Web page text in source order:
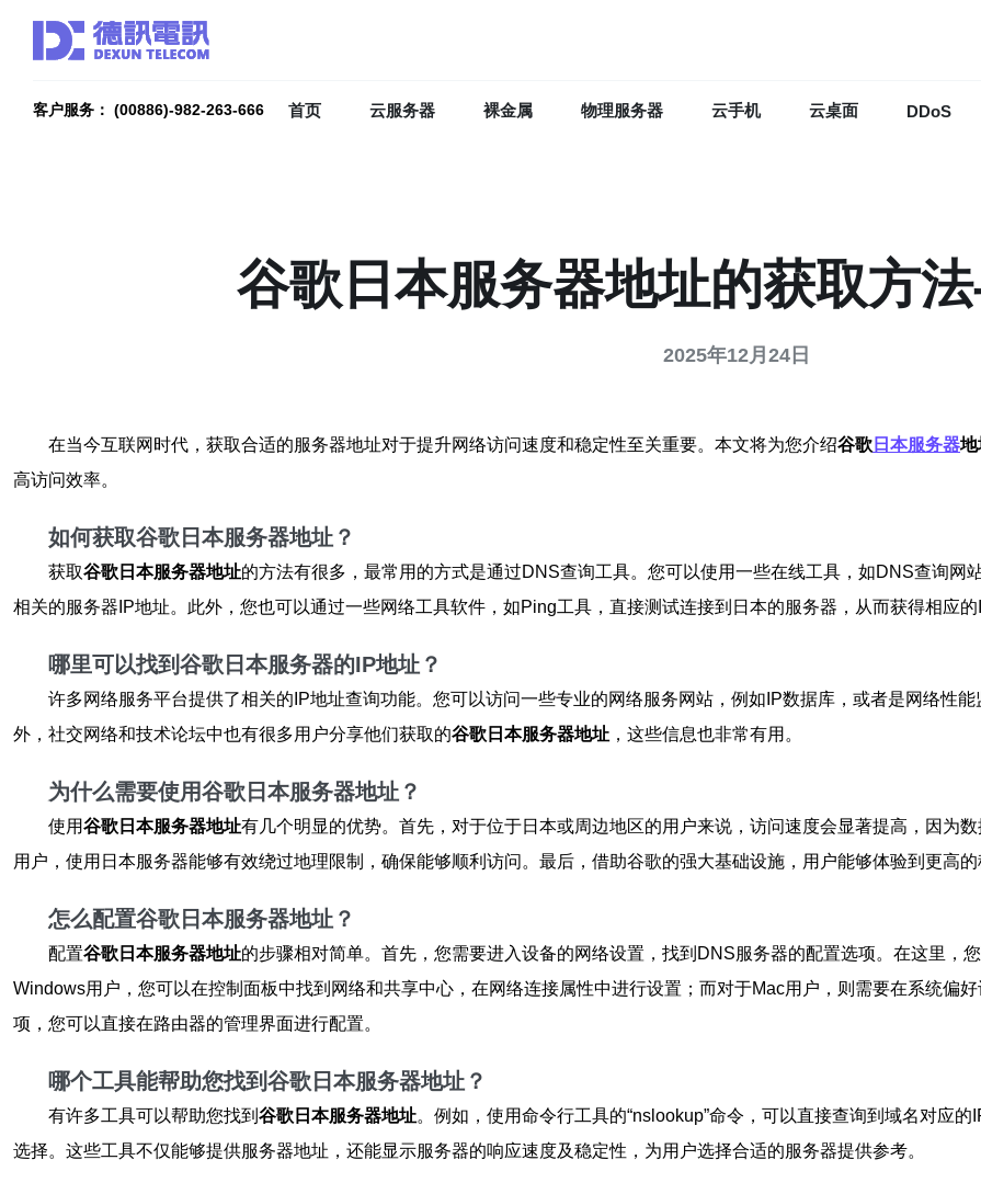
客户服务： (00886)-982-263-666 首页 云服务器 裸金属 物理服务器 云手机 云桌面 DDoS
谷歌日本服务器地址的获取方
2025年12月24日
在当今互联网时代，获取合适的服务器地址对于提升网络访问速度和稳定性至关重要。本文将为您介绍谷歌 日本服务器地
高访问效率。
如何获取谷歌日本服务器地址？
获取谷歌日本服务器地址的方法有很多，最常用的方式是通过DNS查询工具。您可以使用一些在线工具，如DNS查询网
相关的服务器IP地址。此外，您也可以通过一些网络工具软件，如Ping工具，直接测试连接到日本的服务器，从而获得相应的
哪里可以找到谷歌日本服务器的IP地址？
许多网络服务平台提供了相关的IP地址查询功能。您可以访问一些专业的网络服务网站，例如IP数据库，或者是网络性
外，社交网络和技术论坛中也有很多用户分享他们获取的谷歌日本服务器地址 ，这些信息也非常有用。
为什么需要使用谷歌日本服务器地址？
使用谷歌日本服务器地址有几个明显的优势。首先，对于位于日本或周边地区的用户来说，访问速度会显著提高，因为
用户，使用日本服务器能够有效绕过地理限制，确保能够顺利访问。最后，借助谷歌的强大基础设施，用户能够体验到更高的
怎么配置谷歌日本服务器地址？
配置谷歌日本服务器地址的步骤相对简单。首先，您需要进入设备的网络设置，找到DNS服务器的配置选项。在这里，
Windows用户，您可以在控制面板中找到网络和共享中心，在网络连接属性中进行设置；而对于Mac用户，则需要在系统偏
项，您可以直接在路由器的管理界面进行配置。
哪个工具能帮助您找到谷歌日本服务器地址？
有许多工具可以帮助您找到 谷歌日本服务器地址。例如，使用命令行工具的“nslookup”命令，可以直接查询到域名对应
选择。这些工具不仅能够提供服务器地址，还能显示服务器的响应速度及稳定性，为用户选择合适的服务器提供参考。